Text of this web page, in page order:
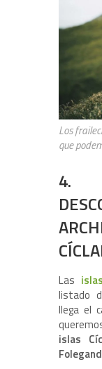
Los
que
4.
Las
listado
llega el
islas